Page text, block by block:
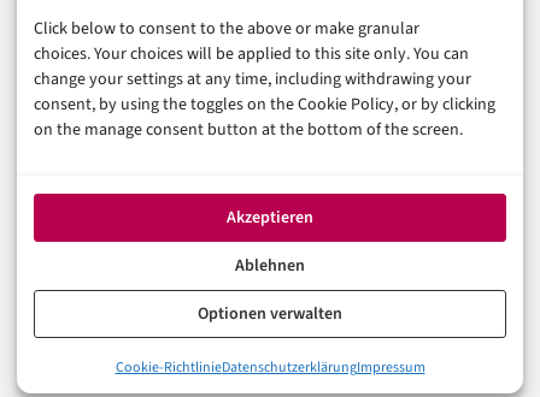
Click below to consent to the above or make granular
choices. Your choices will be applied to this site only. You can
change your settings at any time, including withdrawing your
consent, by using the toggles on the Cookie Policy, or by clicking
on the manage consent button at the bottom of the screen.
Akzeptieren
Ablehnen
Optionen verwalten
Cookie-RichtlinieDatenschutzerklärungImpressum
Unsere Redaktion
Werbeformate & Media Kit
Rechtliches
Datenschutzerklärung (EU)
Cookie-Richtlinie (EU)
Made with AI and care in Eberswalde.